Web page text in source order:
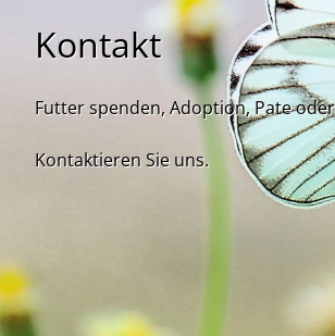
Kontakt
Futter spenden, Adoption, Pate
Kontaktieren Sie uns.